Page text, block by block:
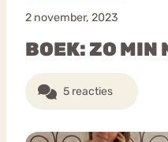
2 november, 2023
BOEK: ZO
5 reacties